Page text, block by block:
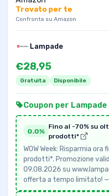
Trovato per te
Confronta su Amazon
Lampade
€28,95
Gratuita Disponibile
Coupon per Lampade
0.0%
Fino al -70% su
prodotti*
WOW Week: Risparmia
prodotti*. Promozione
09.08.2026 su
offerta a tempo limitato!